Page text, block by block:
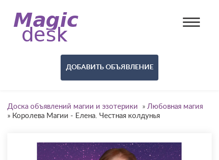
ДОБАВИТЬ ОБЪЯВЛЕНИЕ
Доска объявлений магии и эзотерики » Любовная магия
» Королева Магии - Елена. Честная колдунья